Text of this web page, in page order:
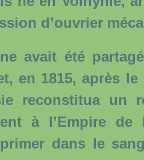
d’ouvrier
avait été
en 1815, après
reconstitua un
à l’Empire de
dans le